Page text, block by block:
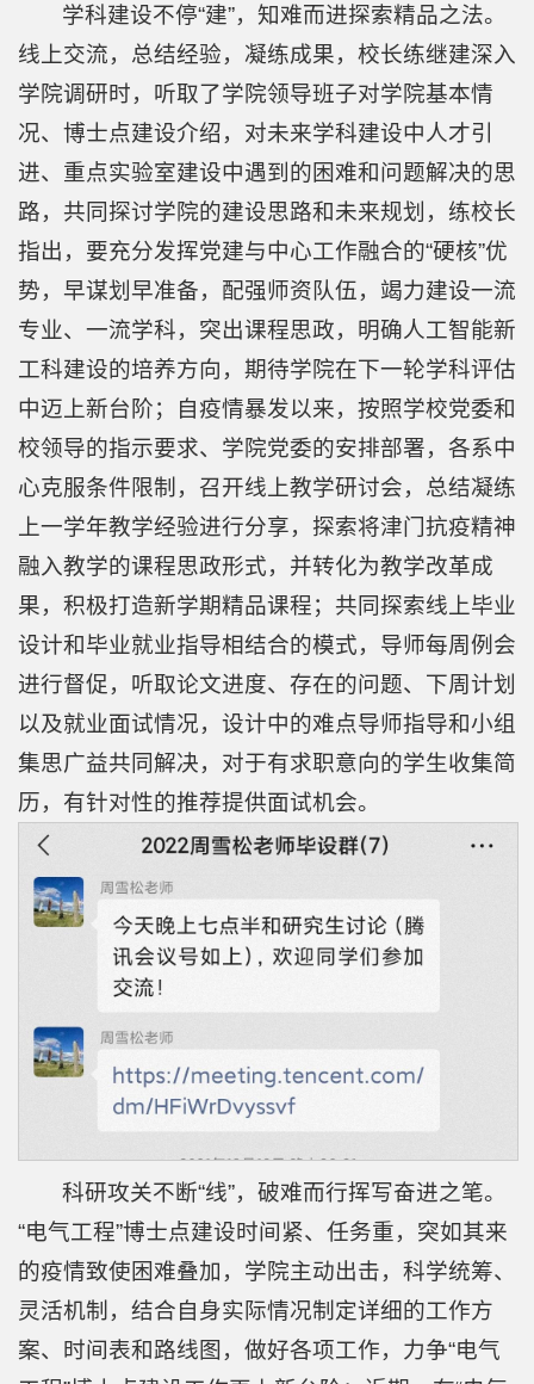
学
科
学
究
学
科
建
学
生
工
作
校
友
学科建设不停“建”，知难而进探索精品之法。
线上交流，总结经验，凝练成果，校长练继建深入
学院调研时，听取了学院领导班子对学院基本情
况、博士点建设介绍，对未来学科建设中人才引
进、重点实验室建设中遇到的困难和问题解决的思
路，共同探讨学院的建设思路和未来规划，练校长
指出，要充分发挥党建与中心工作融合的“硬核”优
势，早谋划早准备，配强师资队伍，竭力建设一流
专业、一流学科，突出课程思政，明确人工智能新
工科建设的培养方向，期待学院在下一轮学科评估
中迈上新台阶；自疫情暴发以来，按照学校党委和
校领导的指示要求、学院党委的安排部署，各系中
心克服条件限制，召开线上教学研讨会，总结凝练
上一学年教学经验进行分享，探索将津门抗疫精神
融入教学的课程思政形式，并转化为教学改革成
果，积极打造新学期精品课程；共同探索线上毕业
设计和毕业就业指导相结合的模式，导师每周例会
进行督促，听取论文进度、存在的问题、下周计划
以及就业面试情况，设计中的难点导师指导和小组
集思广益共同解决，对于有求职意向的学生收集简
历，有针对性的推荐提供面试机会。
科研攻关不断“线”，破难而行挥写奋进之笔。
“电气工程”博士点建设时间紧、任务重，突如其来
的疫情致使困难叠加，学院主动出击，科学统筹、
灵活机制，结合自身实际情况制定详细的工作方
案、时间表和路线图，做好各项工作，力争“电气